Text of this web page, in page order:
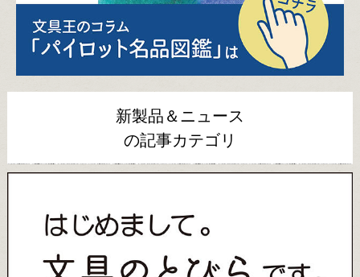
新製品＆ニュース
の記事カテゴリ